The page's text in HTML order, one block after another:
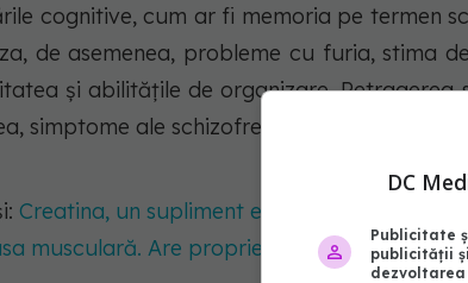
cognitive, cum ar fi memoria pe termen
de asemenea, probleme cu furia, stima
și abilitățile de organizare.
simptome ale schizofreniei.
Creatina, un supliment esențial pentru
musculară. Are proprietăți neuroprotective
DC
Publicitate
publicității